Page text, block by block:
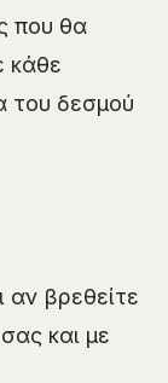
που θα
κάθε
του δεσμού
αν βρεθείτε
και με